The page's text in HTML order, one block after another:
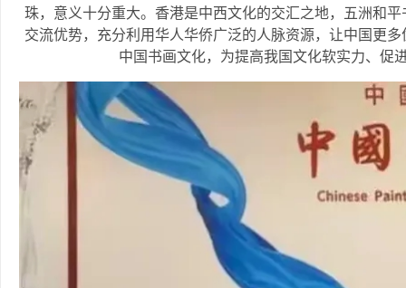
珠，意义十分重大。香港是中西文化的交汇之地，五洲和
交流优势，充分利用华人华侨广泛的人脉资源，让中国更
中国书画文化，为提高我国文化软实力、促